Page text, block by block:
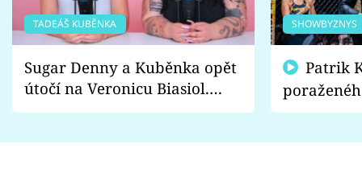
TADEÁŠ KUBĚNKA
Sugar Denny a Kuběnka opět
útočí na Veronicu Biasiol.
Proč je podle nich falešná a
SHOWBYZNYS
fanoušci